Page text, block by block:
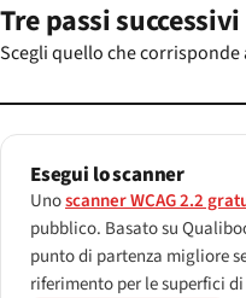
Tre passi successivi
Scegli quello che
Esegui lo scanner
Unoscanner WCAG 2.2
pubblico. Basato su
punto di partenza migliore
riferimento per le superfici